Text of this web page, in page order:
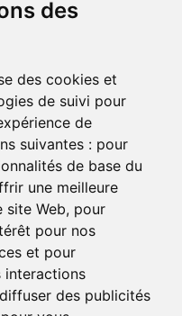
des
des cookies et
de suivi pour
de
suivantes : pour
de base du
une meilleure
site Web, pour
pour nos
et pour
interactions
des publicités
d’annoncer qu’il
de...
presse
1234 ....108